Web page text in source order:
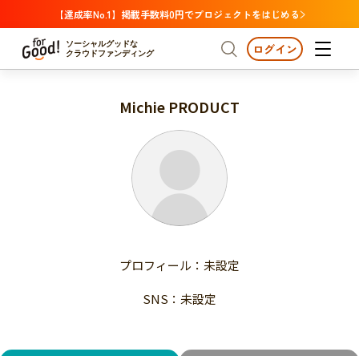
【達成率No.1】掲載手数料0円でプロジェクトをはじめる
ソーシャルグッドな
クラウドファンディング
プロジェクトからさがす 注目
支援金額が多い
支援人数が多い
終了日が近い
国際協力
子ども・教育
フード・農業
文化
支援金額が多い
終了日が近い
カテゴリーからさがす
医療・福祉
子ども・教育
人権・マイノリティ
ログイン
Michie PRODUCT
プロフィール：未設定
SNS：未設定